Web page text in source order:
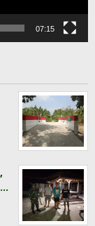
07:15